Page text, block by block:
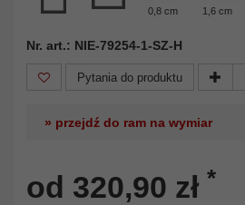
0,8 cm 1,6 cm
Nr. art.: NIE-79254-1-SZ-H
Pytania do produktu
» przejdź do ram na wymiar
od 320,90 zł *